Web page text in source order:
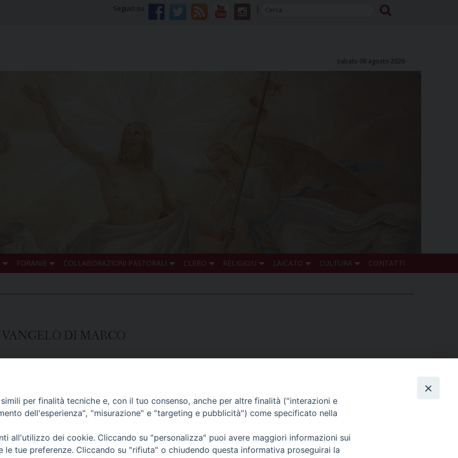
Seguici su
sabato 08 agosto 2026
FORANIE COLLABORAZIONI PASTORALI CLERO RELIGIOSI LAICATO CULTURA CONTATTI
DI MARCO
con «Non sarà lasciata pietra su pietra. La fine di Gerusalemme, profezia per il mondo».
“Florit” di Fagagna, presso la Casa della Gioventù, con inizio alle 20.30. Saranno guidati dal biblista
Pordenone.
per finalità tecniche e, con il tuo consenso, anche per altre finalità ("interazioni e
dell'esperienza", "misurazione" e "targeting e pubblicità") come specificato nella
all'utilizzo dei cookie. Cliccando su "personalizza" puoi avere maggiori informazioni sui
le tue preferenze. Cliccando su "rifiuta" o chiudendo questa informativa proseguirai la